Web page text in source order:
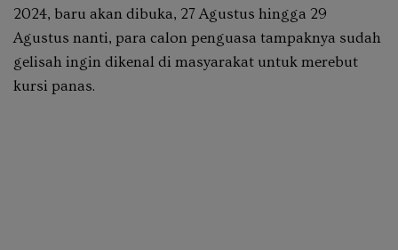
2024, baru akan dibuka, 27 Agustus hingga 29
Agustus nanti, para calon penguasa tampaknya sudah
gelisah ingin dikenal di masyarakat untuk merebut
kursi panas.